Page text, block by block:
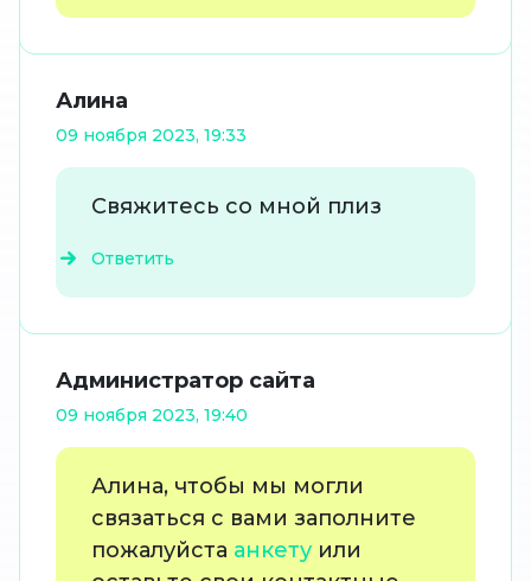
Алина
09 ноября 2023, 19:33
Свяжитесь со мной плиз
Ответить
Администратор сайта
09 ноября 2023, 19:40
Алина, чтобы мы могли
связаться с вами заполните
пожалуйста анкету или